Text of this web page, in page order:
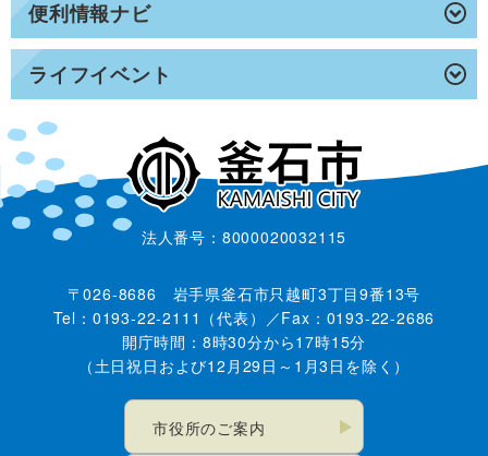
便利情報ナビ
ライフイベント
法人番号：8000020032115
〒026-8686 岩手県釜石市只越町3丁目9番13号
Tel：0193-22-2111（代表）／Fax：0193-22-2686
開庁時間：8時30分から17時15分
（土日祝日および12月29日～1月3日を除く）
市役所のご案内